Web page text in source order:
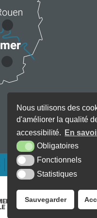
Nous utilisons des
d'améliorer la qualité
accessibilité.
En
Obligatoires
Fonctionnels
Statistiques
Sauvegarder
KREA3